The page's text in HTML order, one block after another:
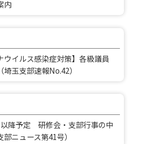
内
ウイルス感染症対策】各級議員
玉支部速報No.42）
以降予定 研修会・支部行事の中
ニュース第41号）